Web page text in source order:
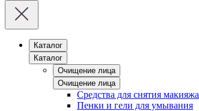
Каталог
Каталог
Очищение лица
Очищение лица
Средства для снятия макияжа
Пенки и гели для умывания